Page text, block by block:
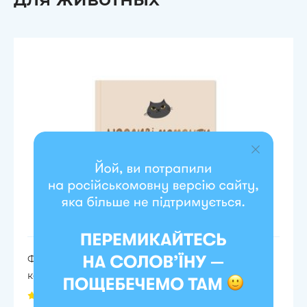
Фотоальбом для котика «Счастливые моменты
кошачьей жизни»